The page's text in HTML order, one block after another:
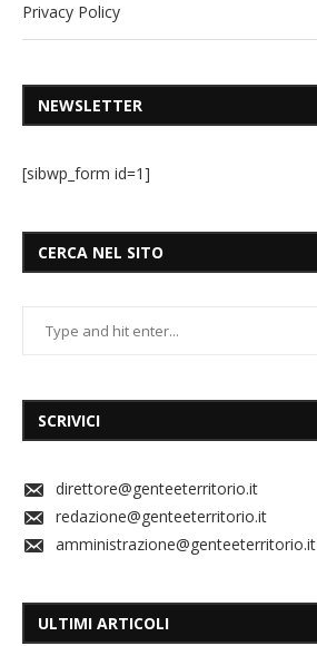
Privacy Policy
NEWSLETTER
[sibwp_form id=1]
CERCA NEL SITO
SCRIVICI
direttore@genteeterritorio.it
redazione@genteeterritorio.it
amministrazione@genteeterritorio.it
ULTIMI ARTICOLI